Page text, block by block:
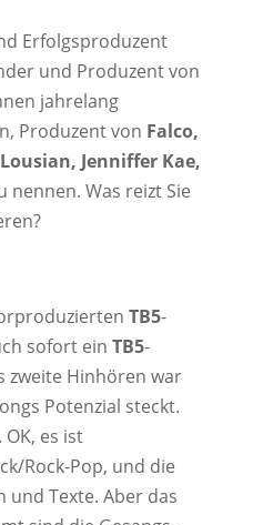
Erfolgsproduzent
und Produzent von
jahrelang
Produzent von Falco,
Jenniffer Kae,
nennen. Was reizt Sie
TB5-
sofort ein TB5-
zweite Hinhören war
Potenzial steckt.
es ist
Rock-Pop, und die
und Texte. Aber das